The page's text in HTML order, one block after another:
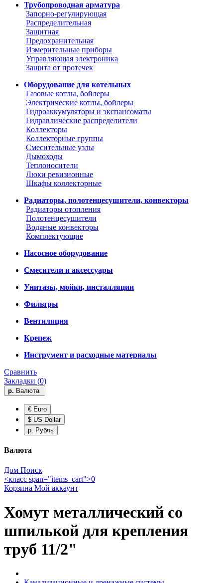
Трубопроводная арматура
Запорно-регулирующая
Распределительная
Защитная
Предохранительная
Измерительные приборы
Управляющая электроника
Защита от протечек
Оборудование для котельных
Газовые котлы, бойлеры
Электрические котлы, бойлеры
Гидроаккумуляторы и экспансоматы
Гидравлические распределители
Коллекторы
Коллекторные группы
Смесительные узлы
Дымоходы
Теплоносители
Люки ревизионные
Шкафы коллекторные
Радиаторы, полотенцесушители, конвекторы
Радиаторы отопления
Полотенцесушители
Водяные конвекторы
Комплектующие
Насосное оборудование
Смесители и аксессуары
Унитазы, мойки, инсталляции
Фильтры
Вентиляция
Крепеж
Инструмент и расходные материалы
Сравнить
Закладки (0)
р. Валюта
€ Euro
$ US Dollar
р. Рубль
Валюта
Дом Поиск
<класс span="items_cart">0
Корзина Мой аккаунт
Хомут металлический со
шпилькой для крепления
труб 11/2"